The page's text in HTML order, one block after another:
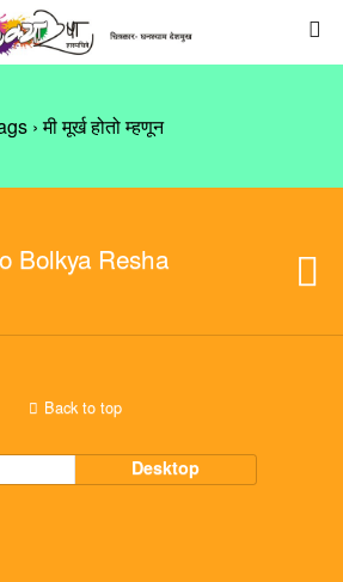
› मी मूर्ख होतो म्हणून
Bolkya Resha
Back to top
Desktop